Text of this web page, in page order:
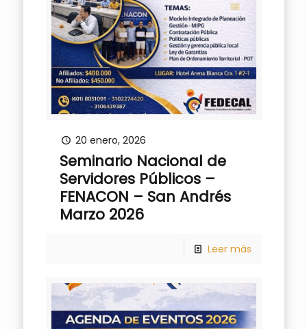
20 enero, 2026
Seminario Nacional de
Servidores Públicos –
FENACON – San Andrés
Marzo 2026
Leer más